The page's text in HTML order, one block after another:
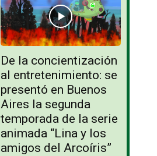
De la concientización
al entretenimiento: se
presentó en Buenos
Aires la segunda
temporada de la serie
animada “Lina y los
amigos del Arcoíris”